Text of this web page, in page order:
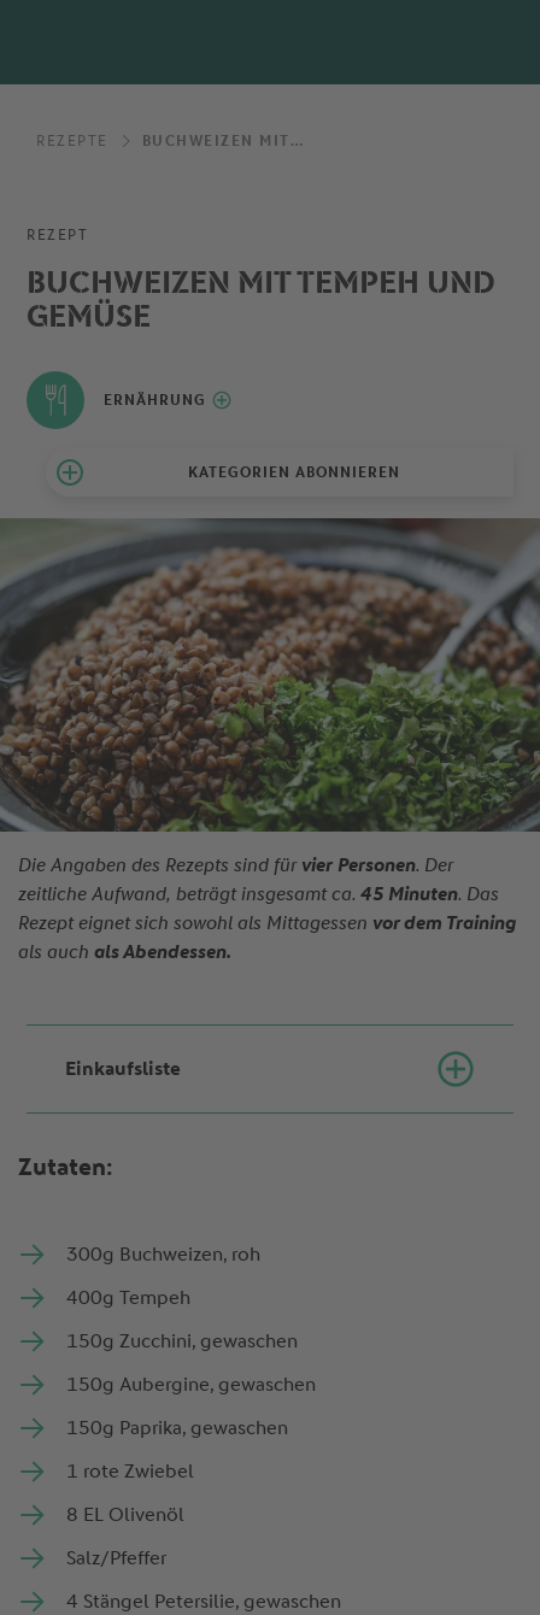
REZEPTE BUCHWEIZEN MIT TEMPEH UND GEMÜSE
REZEPT
BUCHWEIZEN MIT TEMPEH UND
GEMÜSE
ERNÄHRUNG
KATEGORIEN ABONNIEREN
Die Angaben des Rezepts sind für vier Personen. Der
zeitliche Aufwand, beträgt insgesamt ca. 45 Minuten. Das
Rezept eignet sich sowohl als Mittagessen vor dem Training
als auch als Abendessen.
Einkaufsliste
Tempeh
Zucchini
Aubergine
Paprika
rote Zwiebel
Olivenöl
Salz/Pfeffer
Petersilie
Zutaten:
300g Buchweizen, roh
400g Tempeh
150g Zucchini, gewaschen
150g Aubergine, gewaschen
150g Paprika, gewaschen
1 rote Zwiebel
8 EL Olivenöl
Salz/Pfeffer
4 Stängel Petersilie, gewaschen